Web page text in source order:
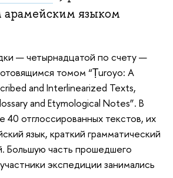
языком
— четырнадцатой по счету —
томом “Ṭuroyo: A
and Interlinearized Texts,
and Etymological Notes”. В
40 отглоссированных текстов, их
язык, краткий грамматический
Большую часть прошедшего
экспедиции занимались